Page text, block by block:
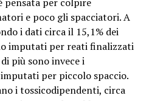
e poco gli spacciatori. A
i dati circa il 15,1% dei
imputati per reati finalizzati
più sono invece i
per piccolo spaccio.
i tossicodipendenti, circa